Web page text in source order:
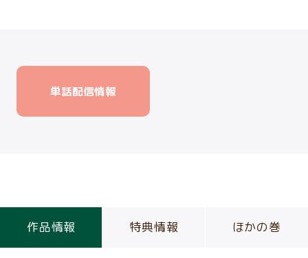
単話配信情報
作品情報 特典情報 ほかの巻